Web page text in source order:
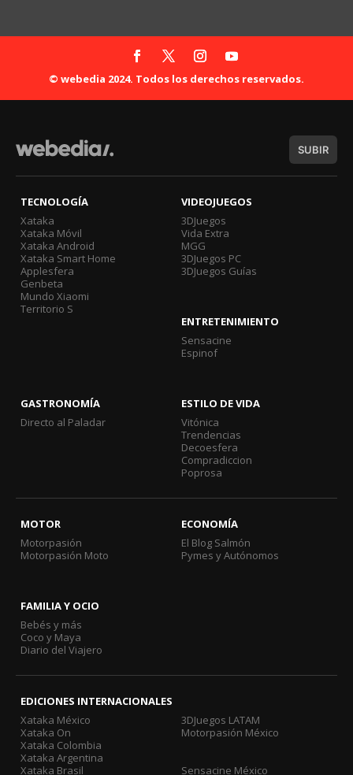
© webedia 2024. Todos los derechos reservados.
SUBIR
TECNOLOGÍA
Xataka
Xataka Móvil
Xataka Android
Xataka Smart Home
Applesfera
Genbeta
Mundo Xiaomi
Territorio S
VIDEOJUEGOS
3DJuegos
Vida Extra
MGG
3DJuegos PC
3DJuegos Guías
ENTRETENIMIENTO
Sensacine
Espinof
GASTRONOMÍA
Directo al Paladar
ESTILO DE VIDA
Vitónica
Trendencias
Decoesfera
Compradiccion
Poprosa
MOTOR
Motorpasión
Motorpasión Moto
ECONOMÍA
El Blog Salmón
Pymes y Autónomos
FAMILIA Y OCIO
Bebés y más
Coco y Maya
Diario del Viajero
EDICIONES INTERNACIONALES
Xataka México
Xataka On
Xataka Colombia
Xataka Argentina
Xataka Brasil
3DJuegos LATAM
Motorpasión México
Sensacine México